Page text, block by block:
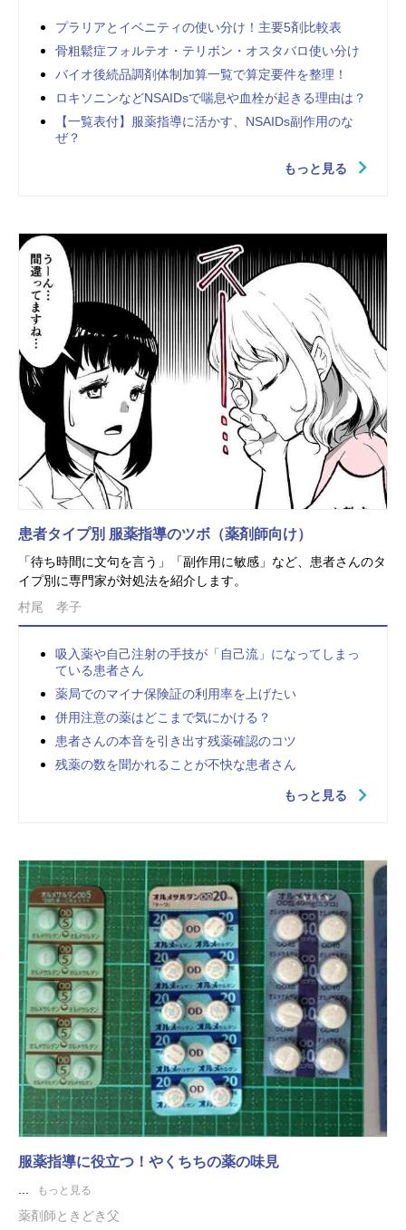
プラリアとイベニティの使い分け！主要5剤比較表
骨粗鬆症フォルテオ・テリボン・オスタバロ使い分け
バイオ後続品調剤体制加算一覧で算定要件を整理！
ロキソニンなどNSAIDsで喘息や血栓が起きる理由は？
【一覧表付】服薬指導に活かす、NSAIDs副作用のな
ぜ？
もっと見る
患者タイプ別 服薬指導のツボ（薬剤師向け）
「待ち時間に文句を言う」「副作用に敏感」など、患者さんのタ
イプ別に専門家が対処法を紹介します。
村尾 孝子
吸入薬や自己注射の手技が「自己流」になってしまっ
ている患者さん
薬局でのマイナ保険証の利用率を上げたい
併用注意の薬はどこまで気にかける？
患者さんの本音を引き出す残薬確認のコツ
残薬の数を聞かれることが不快な患者さん
もっと見る
服薬指導に役立つ！やくちちの薬の味見
もっと見る
薬剤師ときどき父